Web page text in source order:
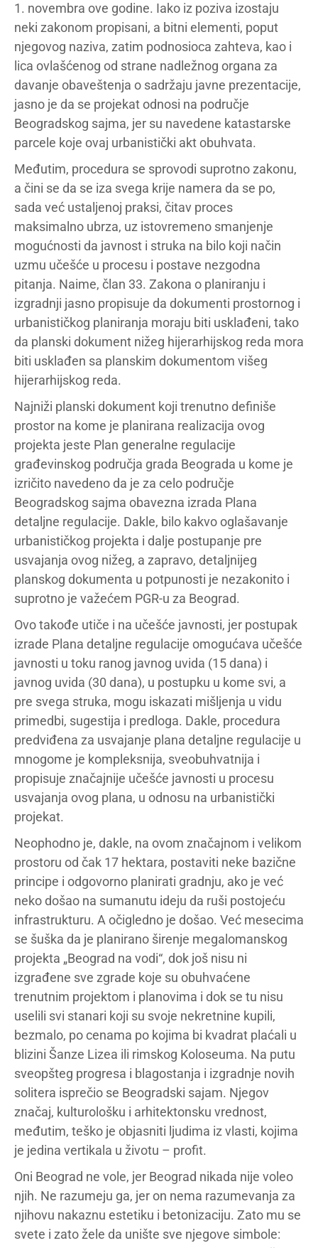
1. novembra ove godine. Iako iz poziva izostaju
neki zakonom propisani, a bitni elementi, poput
njegovog naziva, zatim podnosioca zahteva, kao i
lica ovlašćenog od strane nadležnog organa za
davanje obaveštenja o sadržaju javne prezentacije,
jasno je da se projekat odnosi na područje
Beogradskog sajma, jer su navedene katastarske
parcele koje ovaj urbanistički akt obuhvata.
Međutim, procedura se sprovodi suprotno zakonu,
a čini se da se iza svega krije namera da se po,
sada već ustaljenoj praksi, čitav proces
maksimalno ubrza, uz istovremeno smanjenje
mogućnosti da javnost i struka na bilo koji način
uzmu učešće u procesu i postave nezgodna
pitanja. Naime, član 33. Zakona o planiranju i
izgradnji jasno propisuje da dokumenti prostornog i
urbanističkog planiranja moraju biti usklađeni, tako
da planski dokument nižeg hijerarhijskog reda mora
biti usklađen sa planskim dokumentom višeg
hijerarhijskog reda.
Najniži planski dokument koji trenutno definiše
prostor na kome je planirana realizacija ovog
projekta jeste Plan generalne regulacije
građevinskog područja grada Beograda u kome je
izričito navedeno da je za celo područje
Beogradskog sajma obavezna izrada Plana
detaljne regulacije. Dakle, bilo kakvo oglašavanje
urbanističkog projekta i dalje postupanje pre
usvajanja ovog nižeg, a zapravo, detaljnijeg
planskog dokumenta u potpunosti je nezakonito i
suprotno je važećem PGR-u za Beograd.
Ovo takođe utiče i na učešće javnosti, jer postupak
izrade Plana detaljne regulacije omogućava učešće
javnosti u toku ranog javnog uvida (15 dana) i
javnog uvida (30 dana), u postupku u kome svi, a
pre svega struka, mogu iskazati mišljenja u vidu
primedbi, sugestija i predloga. Dakle, procedura
predviđena za usvajanje plana detaljne regulacije u
mnogome je kompleksnija, sveobuhvatnija i
propisuje značajnije učešće javnosti u procesu
usvajanja ovog plana, u odnosu na urbanistički
projekat.
Neophodno je, dakle, na ovom značajnom i velikom
prostoru od čak 17 hektara, postaviti neke bazične
principe i odgovorno planirati gradnju, ako je već
neko došao na sumanutu ideju da ruši postojeću
infrastrukturu. A očigledno je došao. Već mesecima
se šuška da je planirano širenje megalomanskog
projekta „Beograd na vodi“, dok još nisu ni
izgrađene sve zgrade koje su obuhvaćene
trenutnim projektom i planovima i dok se tu nisu
uselili svi stanari koji su svoje nekretnine kupili,
bezmalo, po cenama po kojima bi kvadrat plaćali u
blizini Šanze Lizea ili rimskog Koloseuma. Na putu
sveopšteg progresa i blagostanja i izgradnje novih
solitera isprečio se Beogradski sajam. Njegov
značaj, kulturološku i arhitektonsku vrednost,
međutim, teško je objasniti ljudima iz vlasti, kojima
je jedina vertikala u životu – profit.
Oni Beograd ne vole, jer Beograd nikada nije voleo
njih. Ne razumeju ga, jer on nema razumevanja za
njihovu nakaznu estetiku i betonizaciju. Zato mu se
svete i zato žele da unište sve njegove simbole: